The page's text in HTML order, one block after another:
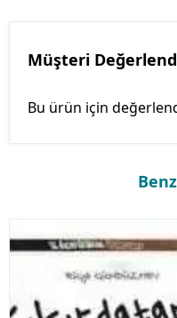
Müşteri
Bu ürün için